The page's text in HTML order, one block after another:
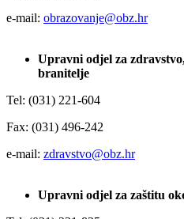
e-mail: obrazovanje@obz.hr
Upravni odjel za
branitelje
Tel: (031) 221-604
Fax: (031) 496-242
e-mail: zdravstvo@obz.hr
Upravni odjel za zaštitu